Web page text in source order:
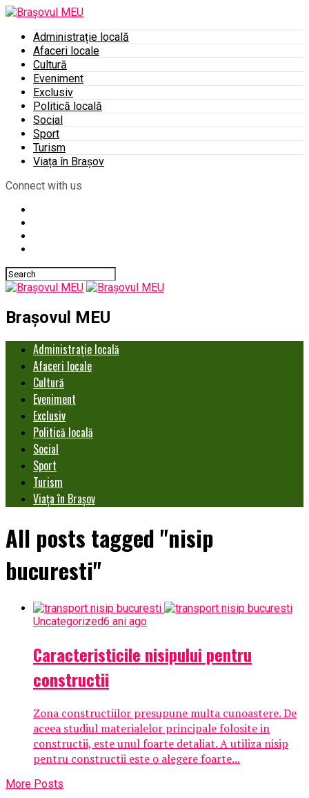
Administrație locală
Afaceri locale
Cultură
Eveniment
Exclusiv
Politică locală
Social
Sport
Turism
Viața în Brașov
Connect with us
Brașovul MEU
Administrație locală
Afaceri locale
Cultură
Eveniment
Exclusiv
Politică locală
Social
Sport
Turism
Viața în Brașov
All posts tagged "nisip
bucuresti"
Uncategorized6 ani ago
Caracteristicile nisipului pentru
constructii
Zona constructiilor presupune multa cunoastere. De
aceea studiul materialelor principale folosite in
constructii, este unul foarte detaliat. A utiliza nisip
pentru constructii este o alegere foarte...
More Posts